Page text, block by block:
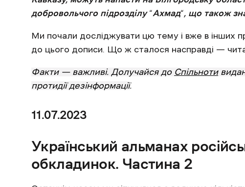
добровольчого підрозділу “Ахмад“, що також
Ми почали досліджувати цю тему і вже в інших
до цього дописи. Що ж сталося насправді —
Факти — важливі. Долучайся до Спільноти
протидії дезінформації.
11.07.2023
Український альманах
обкладинок. Частина 2